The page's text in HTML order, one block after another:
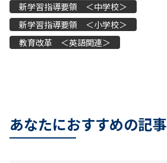
新学習指導要領 ＜中学校＞
新学習指導要領 ＜小学校＞
教育改革 ＜英語関連＞
あなたにおすすめの記事